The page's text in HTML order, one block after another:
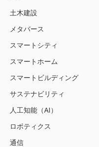
土木建設
メタバース
スマートシティ
スマートホーム
スマートビルディング
サステナビリティ
人工知能（AI）
ロボティクス
通信